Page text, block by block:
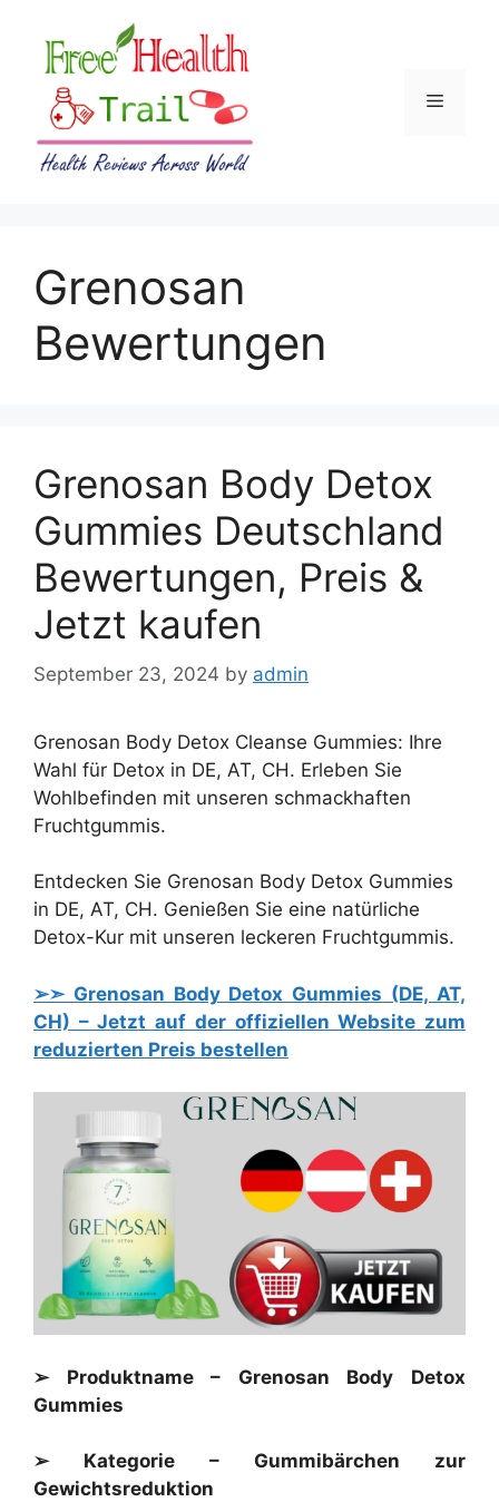
content
Menu
Grenosan
Bewertungen
Grenosan Body Detox
Gummies Deutschland
Bewertungen, Preis &
Jetzt kaufen
September 23, 2024 by admin
Grenosan Body Detox Cleanse Gummies: Ihre
Wahl für Detox in DE, AT, CH. Erleben Sie
Wohlbefinden mit unseren schmackhaften
Fruchtgummis.
Entdecken Sie Grenosan Body Detox Gummies
in DE, AT, CH. Genießen Sie eine natürliche
Detox-Kur mit unseren leckeren Fruchtgummis.
➢➣ Grenosan Body Detox Gummies (DE, AT,
CH) – Jetzt auf der offiziellen Website zum
reduzierten Preis bestellen
➢ Produktname – Grenosan Body Detox
Gummies
➢ Kategorie – Gummibärchen zur
Gewichtsreduktion